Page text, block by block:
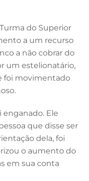
do Superior
a um recurso
a não cobrar do
um estelionatário,
foi movimentado
enganado. Ele
que disse ser
dela, foi
o aumento do
em sua conta